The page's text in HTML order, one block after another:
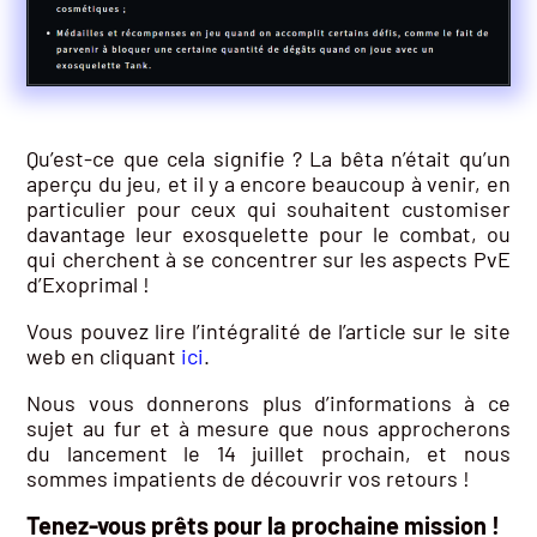
Qu’est-ce que cela signifie ? La bêta n’était qu’un
aperçu du jeu, et il y a encore beaucoup à venir, en
particulier pour ceux qui souhaitent customiser
davantage leur exosquelette pour le combat, ou
qui cherchent à se concentrer sur les aspects PvE
d’Exoprimal !
Vous pouvez lire l’intégralité de l’article sur le site
web en cliquant ici.
Nous vous donnerons plus d’informations à ce
sujet au fur et à mesure que nous approcherons
du lancement le 14 juillet prochain, et nous
sommes impatients de découvrir vos retours !
Tenez-vous prêts pour la prochaine mission !